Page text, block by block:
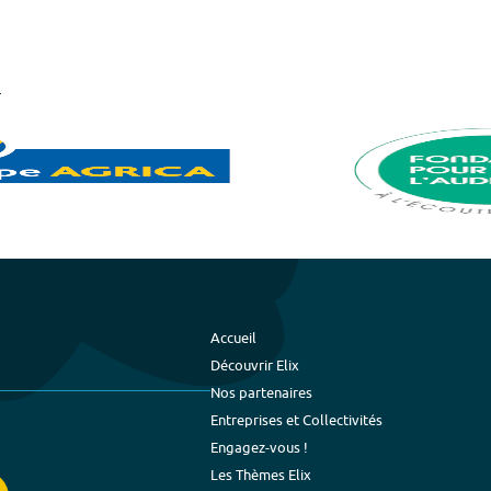
Accueil
Découvrir Elix
Nos partenaires
Entreprises et Collectivités
Engagez-vous !
Les Thèmes Elix